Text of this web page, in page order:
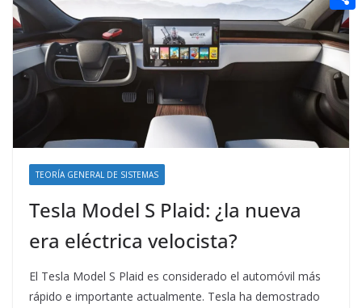
TEORÍA GENERAL DE SISTEMAS
Tesla Model S Plaid: ¿la nueva
era eléctrica velocista?
El Tesla Model S Plaid es considerado el automóvil más
rápido e importante actualmente. Tesla ha demostrado
n
g
e
r
e
r
e
r
e
s
t
a
i
e
d
d
i
t
C
o
m
p
a
r